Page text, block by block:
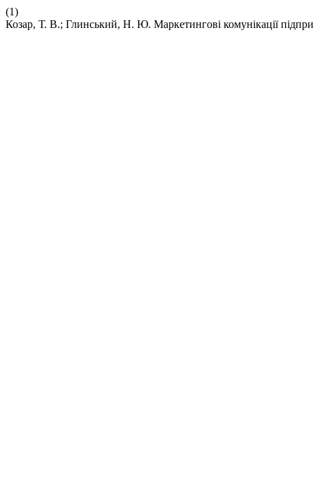
(1)
Козар, Т. В.; Глинський, Н. Ю. Маркетингові комунікації